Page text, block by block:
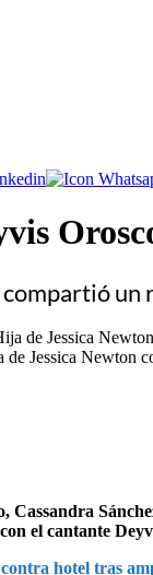
Jessica Newton
el cantante
hotel tras